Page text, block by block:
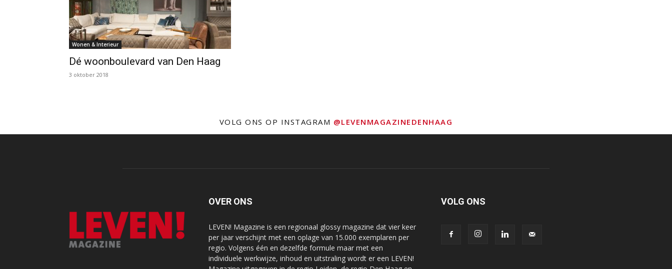
Wonen & Interieur
Dé woonboulevard van Den Haag
3 oktober 2018
VOLG ONS OP INSTAGRAM @LEVENMAGAZINEDENHAAG
OVER ONS
LEVEN! Magazine is een regionaal glossy magazine dat vier keer
per jaar verschijnt met een oplage van 15.000 exemplaren per
regio. Volgens één en dezelfde formule maar met een
individuele werkwijze, inhoud en uitstraling wordt er een LEVEN!
VOLG ONS